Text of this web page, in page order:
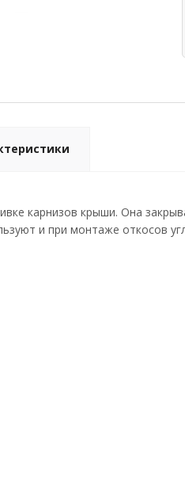
карнизов крыши. Она
и при монтаже откосов